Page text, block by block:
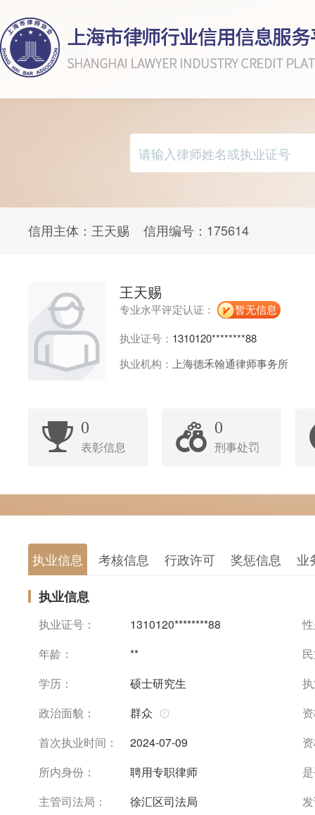
信用主体： 王天赐 信用编号： 175614
王天赐
专业水平评定认证：
暂无信息
执业证号： 1310120********88
执业机构： 上海德禾翰通律师事务所
0
表彰信息
0
刑事处罚
执业信息 考核信息 行政许可 奖惩信息 业
执业信息
执业证号： 1310120********88
年龄：
**
学历：
硕士研究生
政治面貌：
群众
首次执业时间：
2024-07-09
所内身份：
聘用专职律师
主管司法局：
徐汇区司法局